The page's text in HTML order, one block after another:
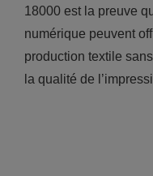
18000 est la preuve
numérique peuvent
production textile
la qualité de